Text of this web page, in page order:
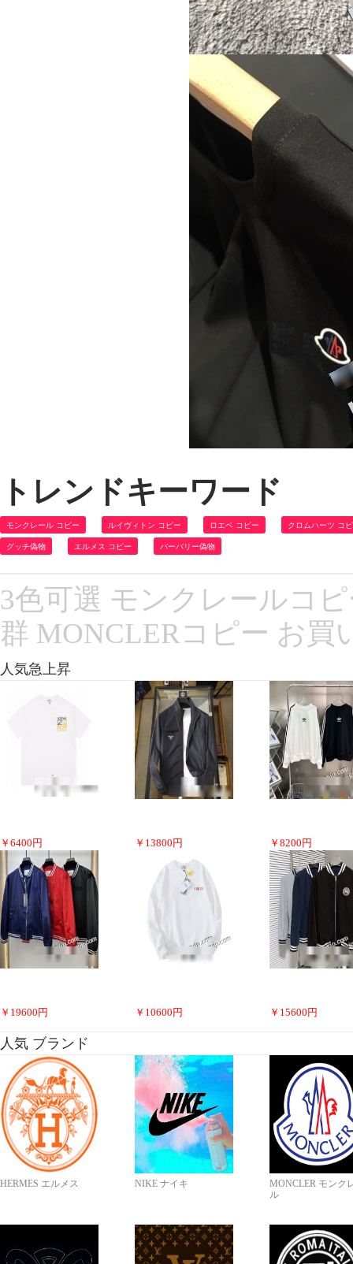
トレンドキーワード
モンクレール コピー ルイヴィトン コピー ロエベ コピー クロムハーツ コ
グッチ偽物 エルメス コピー バーバリー偽物
3色可選 モンクレールコ
群 MONCLERコピー お買
人気急上昇
￥ 6400 円 ￥ 13800 円 ￥ 8200 円
￥ 19600 円 ￥ 10600 円 ￥ 15600 円
人気 ブランド
HERMES エルメス NIKE ナイキ
MONCLER モンク
ル